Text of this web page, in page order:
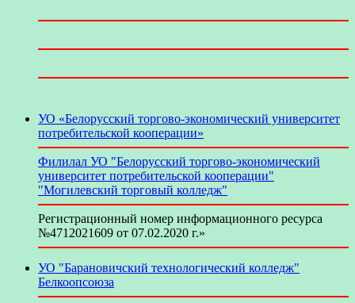
УО «Белорусский торгово-экономический университет
потребительской кооперации»
Филилал УО "Белорусский торгово-экономический
университет потребительской кооперации"
"Могилевский торговый колледж"
Регистрационный номер информационного ресурса
№4712021609 от 07.02.2020 г.»
УО "Барановичский технологический колледж"
Белкоопсоюза